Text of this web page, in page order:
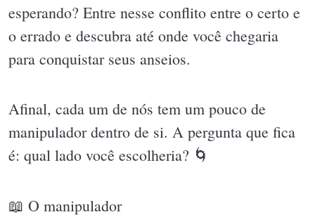
esperando? Entre nesse conflito entre o certo e
o errado e descubra até onde você chegaria
para conquistar seus anseios.
Afinal, cada um de nós tem um pouco de
manipulador dentro de si. A pergunta que fica
é: qual lado você escolheria? 🌀
📖 O manipulador